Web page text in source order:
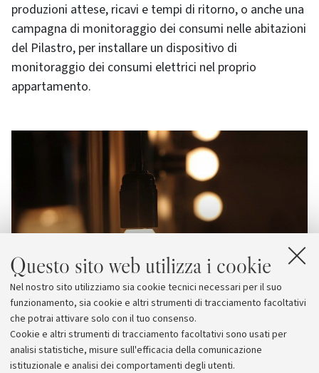
Questo sito web utilizza i cookie
Nel nostro sito utilizziamo sia cookie tecnici necessari per il suo
funzionamento, sia cookie e altri strumenti di tracciamento facoltativi
che potrai attivare solo con il tuo consenso.
Cookie e altri strumenti di tracciamento facoltativi sono usati per
analisi statistiche, misure sull'efficacia della comunicazione
istituzionale e analisi dei comportamenti degli utenti.
produzioni attese, ricavi e tempi di ritorno, o anche una
campagna di monitoraggio dei consumi nelle abitazioni
del Pilastro, per installare un dispositivo di
monitoraggio dei consumi elettrici nel proprio
appartamento.